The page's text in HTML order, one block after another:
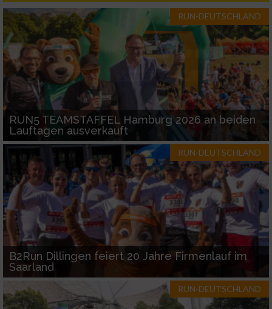
RUN-DEUTSCHLAND
RUN5 TEAMSTAFFEL Hamburg 2026 an beiden
Lauftagen ausverkauft
RUN-DEUTSCHLAND
B2Run Dillingen feiert 20 Jahre Firmenlauf im
Saarland
RUN-DEUTSCHLAND
IAB-Besonderheiten:
Verwendung genauer Standortdaten
Geräte anhand von aktiv angeforderten
Informationen identifizieren
Nicht-IAB-Verarbeitungszwecke:
Notwendig
Performance
Funktional
Werbung